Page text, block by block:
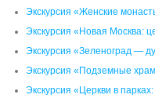
Экскурсия «Женские
Экскурсия «Новая Москва:
Экскурсия «Зеленоград —
Экскурсия «Подземные
Экскурсия «Церкви в